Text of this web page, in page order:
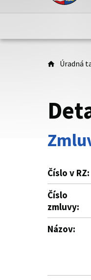
Toto je
Úradná
Číslo v RZ:
Číslo
zmluvy:
Názov: